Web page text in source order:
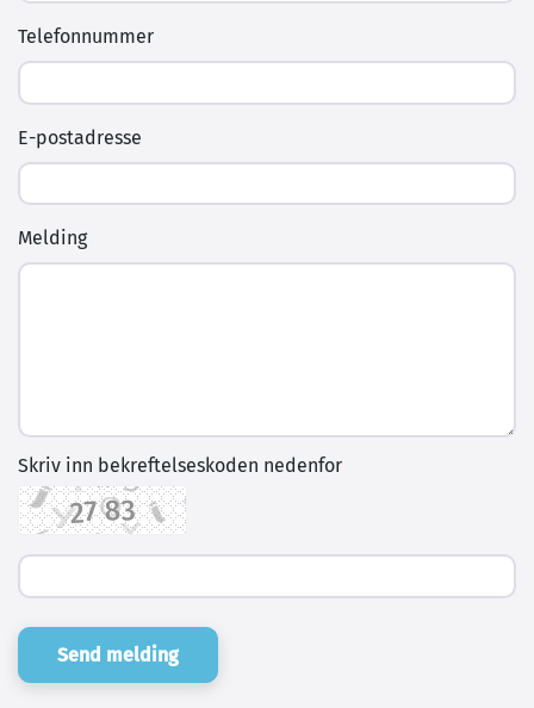
Telefonnummer
E-postadresse
Melding
Skriv inn bekreftelseskoden nedenfor
Send melding